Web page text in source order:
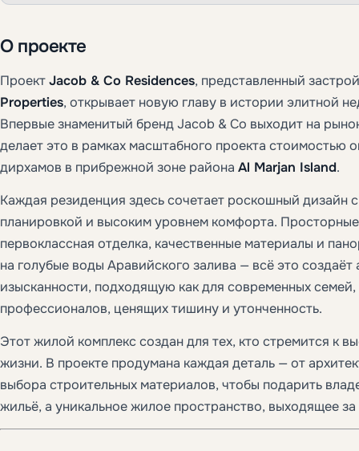
О проекте
ПроектJacob & Co Residences, представленный
Properties, открывает новую главу в истории элитной
Впервые знаменитый бренд Jacob & Co выходит на
делает это в рамках масштабного проекта стоимостью
дирхамов в прибрежной зоне района Al Marjan Island.
Каждая резиденция здесь сочетает роскошный дизайн
планировкой и высоким уровнем комфорта.
первоклассная отделка, качественные материалы и
на голубые воды Аравийского залива — всё это
изысканности, подходящую как для современных семей,
профессионалов, ценящих тишину и утонченность.
Этот жилой комплекс создан для тех, кто стремится к
жизни. В проекте продумана каждая деталь — от
выбора строительных материалов, чтобы подарить
жильё, а уникальное жилое пространство, выходящее